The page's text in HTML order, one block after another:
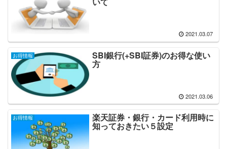
2021.03.07
お得情報 SBI銀行(+SBI証券)のお得な使い
方
2021.03.06
お得情報 楽天証券・銀行・カード利用時に
知っておきたい５設定